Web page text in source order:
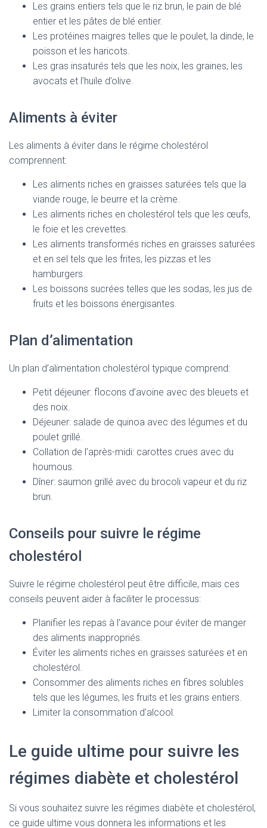
Les grains entiers tels que le riz brun, le pain de blé
entier et les pâtes de blé entier.
Les protéines maigres telles que le poulet, la dinde, le
poisson et les haricots.
Les gras insaturés tels que les noix, les graines, les
avocats et l’huile d’olive.
Aliments à éviter
Les aliments à éviter dans le régime cholestérol
comprennent:
Les aliments riches en graisses saturées tels que la
viande rouge, le beurre et la crème.
Les aliments riches en cholestérol tels que les œufs,
le foie et les crevettes.
Les aliments transformés riches en graisses saturées
et en sel tels que les frites, les pizzas et les
hamburgers.
Les boissons sucrées telles que les sodas, les jus de
fruits et les boissons énergisantes.
Plan d’alimentation
Un plan d’alimentation cholestérol typique comprend:
Petit déjeuner: flocons d’avoine avec des bleuets et
des noix.
Déjeuner: salade de quinoa avec des légumes et du
poulet grillé.
Collation de l’après-midi: carottes crues avec du
houmous.
Dîner: saumon grillé avec du brocoli vapeur et du riz
brun.
Conseils pour suivre le régime
cholestérol
Suivre le régime cholestérol peut être difficile, mais ces
conseils peuvent aider à faciliter le processus:
Planifier les repas à l’avance pour éviter de manger
des aliments inappropriés.
Éviter les aliments riches en graisses saturées et en
cholestérol.
Consommer des aliments riches en fibres solubles
tels que les légumes, les fruits et les grains entiers.
Limiter la consommation d’alcool.
Le guide ultime pour suivre les
régimes diabète et cholestérol
Si vous souhaitez suivre les régimes diabète et cholestérol,
ce guide ultime vous donnera les informations et les